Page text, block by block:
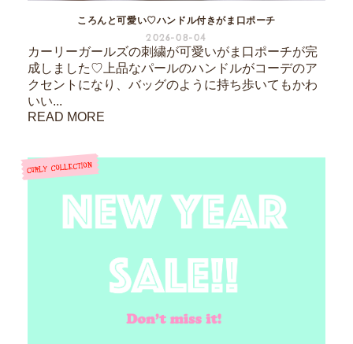
ころんと可愛い♡ハンドル付きがま口ポーチ
2026-08-04
カーリーガールズの刺繍が可愛いがま口ポーチが完
成しました♡上品なパールのハンドルがコーデのア
クセントになり、バッグのように持ち歩いてもかわ
いい...
READ MORE